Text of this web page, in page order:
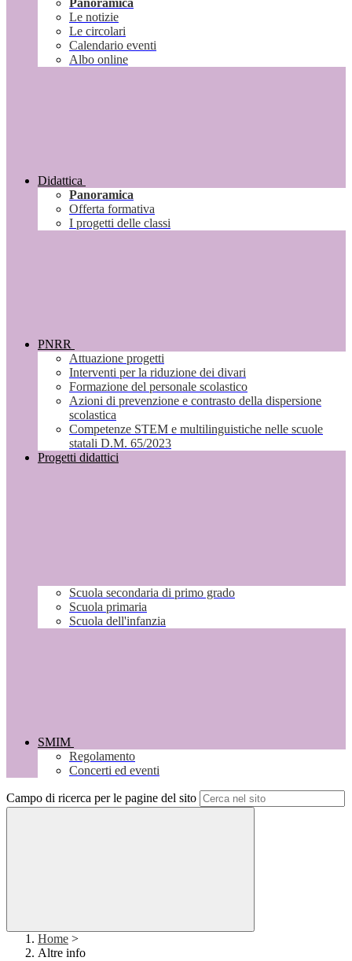
Panoramica
Le notizie
Le circolari
Calendario eventi
Albo online
Didattica
Panoramica
Offerta formativa
I progetti delle classi
PNRR
Attuazione progetti
Interventi per la riduzione dei divari
Formazione del personale scolastico
Azioni di prevenzione e contrasto della dispersione
scolastica
Competenze STEM e multilinguistiche nelle scuole
statali D.M. 65/2023
Progetti didattici
Scuola secondaria di primo grado
Scuola primaria
Scuola dell'infanzia
SMIM
Regolamento
Concerti ed eventi
Campo di ricerca per le pagine del sito
Home >
Altre info